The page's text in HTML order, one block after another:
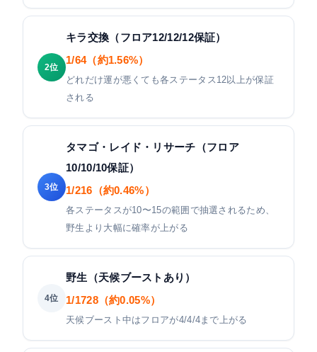
2位
キラ交換（フロア12/12/12保証）
1/64（約1.56%）
どれだけ運が悪くても各ステータス12以上が保証
される
3位
タマゴ・レイド・リサーチ（フロア
10/10/10保証）
1/216（約0.46%）
各ステータスが10〜15の範囲で抽選されるため、
野生より大幅に確率が上がる
4位
野生（天候ブーストあり）
1/1728（約0.05%）
天候ブースト中はフロアが4/4/4まで上がる